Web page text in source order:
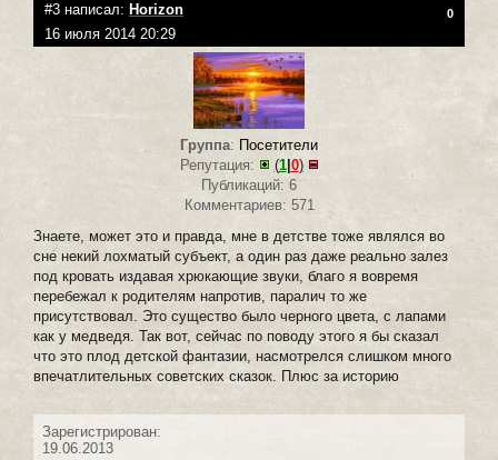
#3 написал: Horizon 0
16 июля 2014 20:29
Группа: Посетители
Репутация:
(1|0)
Публикаций: 6
Комментариев: 571
Знаете, может это и правда, мне в детстве тоже являлся во
сне некий лохматый субъект, а один раз даже реально залез
под кровать издавая хрюкающие звуки, благо я вовремя
перебежал к родителям напротив, паралич то же
присутствовал. Это существо было черного цвета, с лапами
как у медведя. Так вот, сейчас по поводу этого я бы сказал
что это плод детской фантазии, насмотрелся слишком много
впечатлительных советских сказок. Плюс за историю
Зарегистрирован:
19.06.2013